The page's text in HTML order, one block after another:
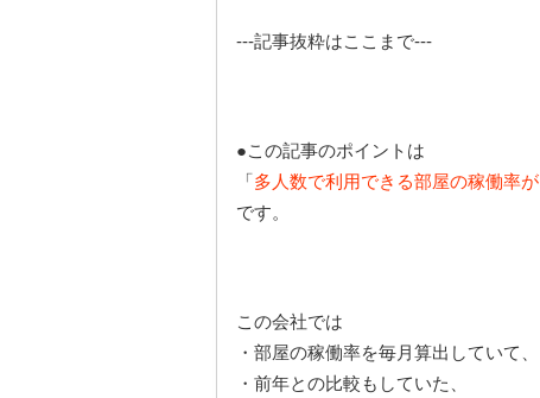
---記事抜粋はここまで---
●この記事のポイントは
「多人数で利用できる部屋の稼働率
です。
この会社では
・部屋の稼働率を毎月算出していて、
・前年との比較もしていた、